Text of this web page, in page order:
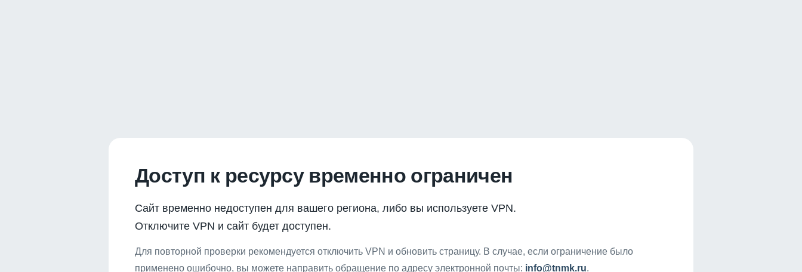
Доступ к ресурсу временно ограничен
Сайт временно недоступен для вашего региона, либо вы используете VPN.
Отключите VPN и сайт будет доступен.
Для повторной проверки рекомендуется отключить VPN и обновить страницу. В случае, если ограничение было
применено ошибочно, вы можете направить обращение по адресу электронной почты: info@tnmk.ru.